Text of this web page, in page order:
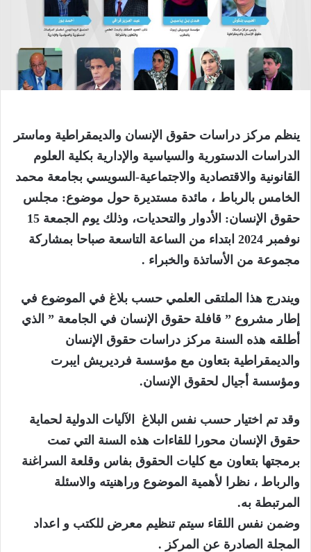
ينظم مركز دراسات حقوق الإنسان والديمقراطية وماستر
الدراسات الدستورية والسياسية والإدارية بكلية العلوم
القانونية والاقتصادية والاجتماعية-السويسي بجامعة محمد
الخامس بالرباط ، مائدة مستديرة حول موضوع: مجلس
حقوق الإنسان: الأدوار والتحديات، وذلك يوم الجمعة 15
نوفمبر 2024 ابتداء من الساعة التاسعة صباحا بمشاركة
مجموعة من الأساتذة والخبراء .
ويندرج هذا الملتقى العلمي حسب بلاغ في الموضوع في
إطار مشروع ” قافلة حقوق الإنسان في الجامعة ” الذي
أطلقه هذه السنة مركز دراسات حقوق الإنسان
والديمقراطية بتعاون مع مؤسسة فرديريش ايبرت
ومؤسسة أجيال لحقوق الإنسان.
وقد تم اختيار حسب نفس البلاغ الآليات الدولية لحماية
حقوق الإنسان محورا للقاءات هذه السنة التي تمت
برمجتها بتعاون مع كليات الحقوق بفاس وقلعة السراغنة
والرباط ، نظرا لأهمية الموضوع وراهنيته والاسئلة
المرتبطة به.
وضمن نفس اللقاء سيتم تنظيم معرض للكتب و اعداد
المجلة الصادرة عن المركز .